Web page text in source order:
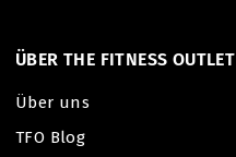
ÜBER THE FITNESS OUTLET
Über uns
TFO Blog